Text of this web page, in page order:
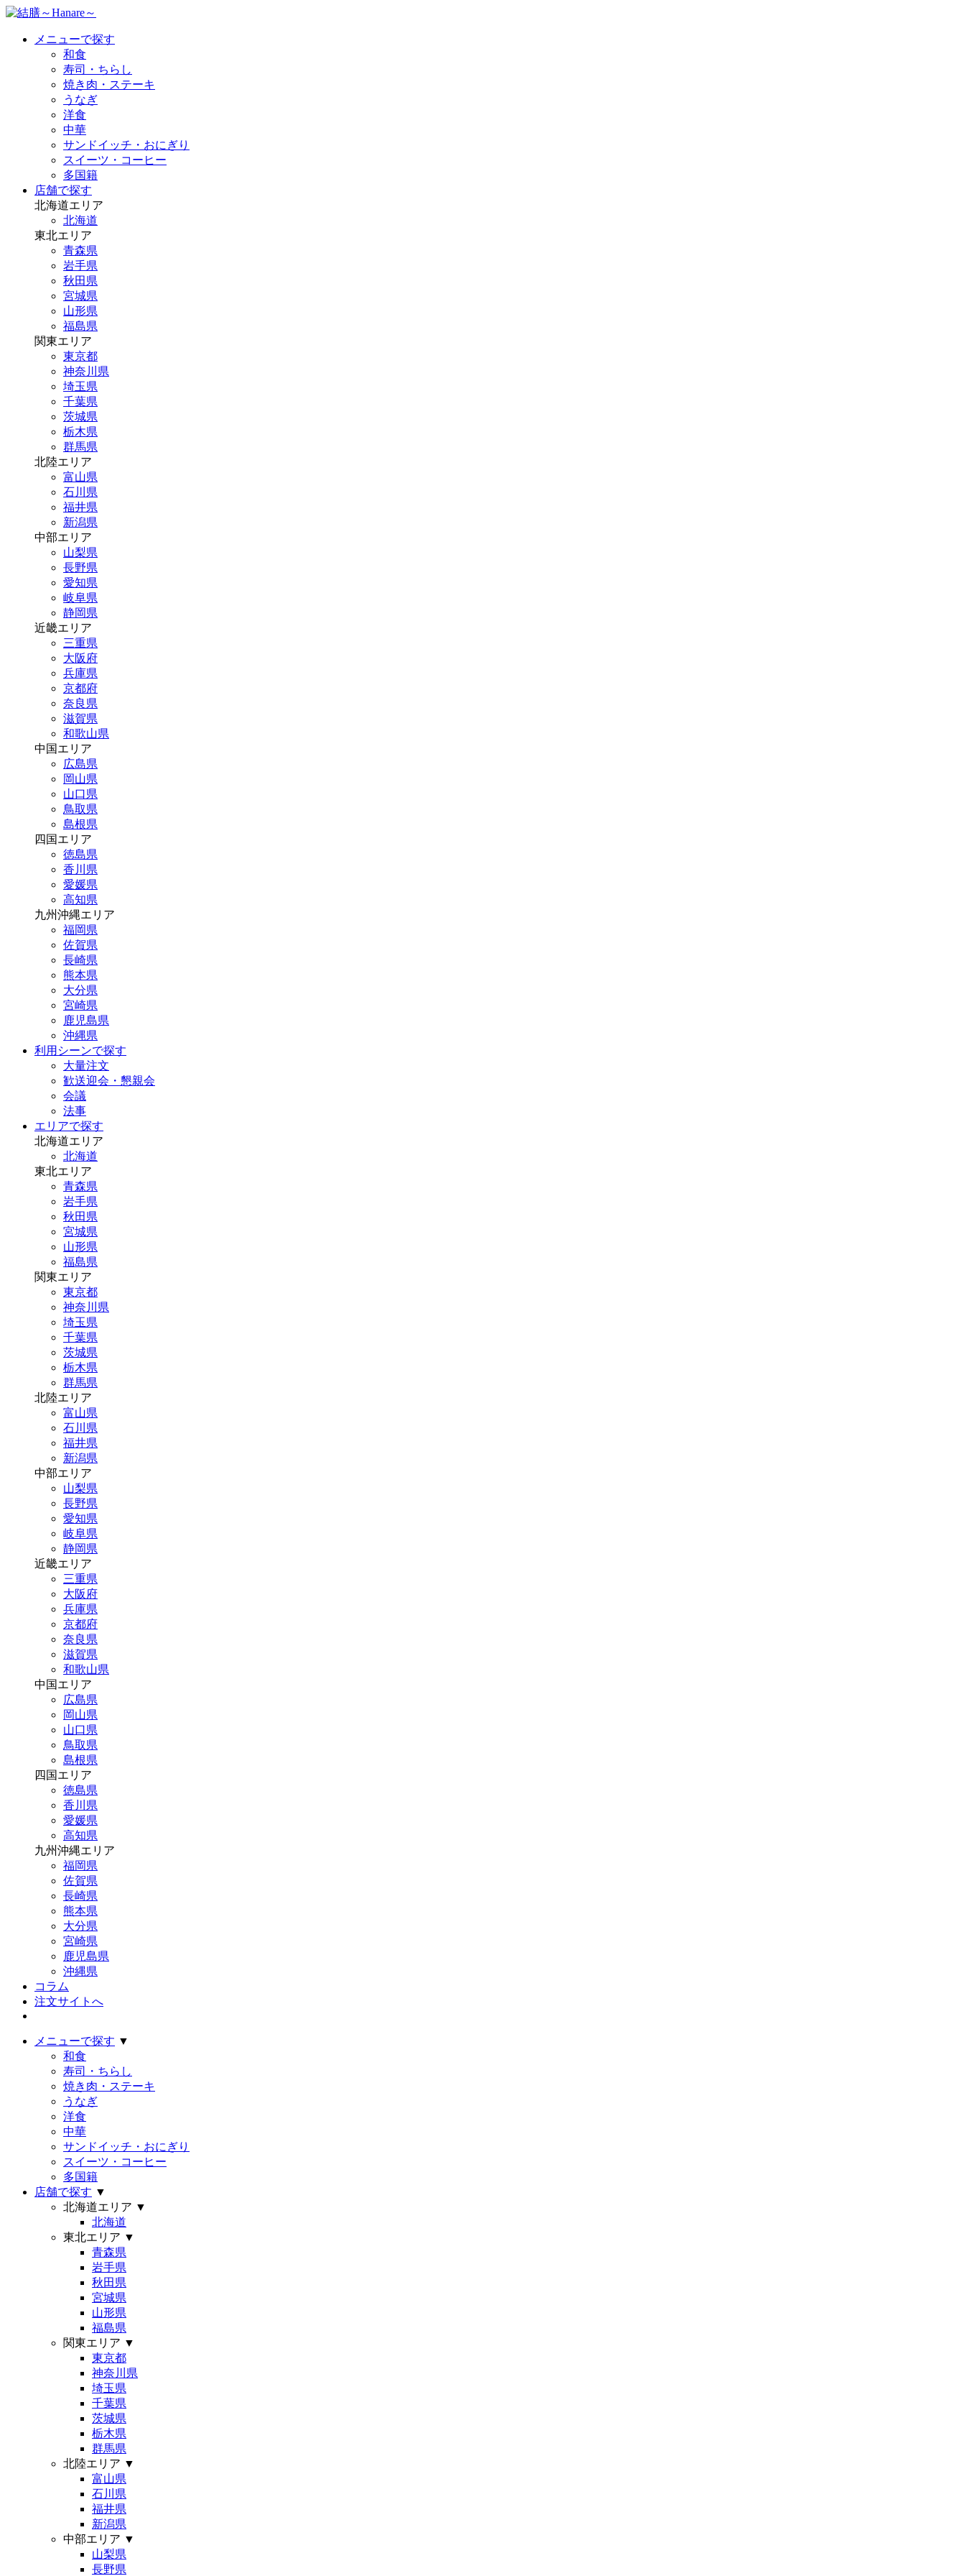
メニューで探す
和食
寿司・ちらし
焼き肉・ステーキ
うなぎ
洋食
中華
サンドイッチ・おにぎり
スイーツ・コーヒー
多国籍
店舗で探す
北海道エリア
北海道
東北エリア
青森県
岩手県
秋田県
宮城県
山形県
福島県
関東エリア
東京都
神奈川県
埼玉県
千葉県
茨城県
栃木県
群馬県
北陸エリア
富山県
石川県
福井県
新潟県
中部エリア
山梨県
長野県
愛知県
岐阜県
静岡県
近畿エリア
三重県
大阪府
兵庫県
京都府
奈良県
滋賀県
和歌山県
中国エリア
広島県
岡山県
山口県
鳥取県
島根県
四国エリア
徳島県
香川県
愛媛県
高知県
九州沖縄エリア
福岡県
佐賀県
長崎県
熊本県
大分県
宮崎県
鹿児島県
沖縄県
利用シーンで探す
大量注文
歓送迎会・懇親会
会議
法事
エリアで探す
北海道エリア
北海道
東北エリア
青森県
岩手県
秋田県
宮城県
山形県
福島県
関東エリア
東京都
神奈川県
埼玉県
千葉県
茨城県
栃木県
群馬県
北陸エリア
富山県
石川県
福井県
新潟県
中部エリア
山梨県
長野県
愛知県
岐阜県
静岡県
近畿エリア
三重県
大阪府
兵庫県
京都府
奈良県
滋賀県
和歌山県
中国エリア
広島県
岡山県
山口県
鳥取県
島根県
四国エリア
徳島県
香川県
愛媛県
高知県
九州沖縄エリア
福岡県
佐賀県
長崎県
熊本県
大分県
宮崎県
鹿児島県
沖縄県
コラム
注文サイトへ
メニューで探す ▼
和食
寿司・ちらし
焼き肉・ステーキ
うなぎ
洋食
中華
サンドイッチ・おにぎり
スイーツ・コーヒー
多国籍
店舗で探す ▼
北海道エリア ▼
北海道
東北エリア ▼
青森県
岩手県
秋田県
宮城県
山形県
福島県
関東エリア ▼
東京都
神奈川県
埼玉県
千葉県
茨城県
栃木県
群馬県
北陸エリア ▼
富山県
石川県
福井県
新潟県
中部エリア ▼
山梨県
長野県